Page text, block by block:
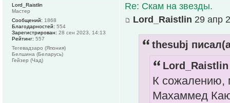
Re: Скам на звезды.
Lord_Raistlin 29 апр
thesubj
К сожалению,
Махаммед
Lord_Raistlin
Мастер
Сообщений: 1868
Благодарностей: 554
Зарегистрирован: 28 сен 2023, 14:13
Рейтинг: 557
Тегевадзаро (Япония)
Белшина (Беларусь)
Гейзер (Чад)